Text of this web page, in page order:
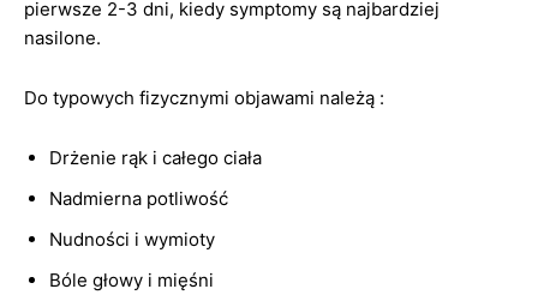
pierwsze 2-3 dni, kiedy symptomy są najbardziej
nasilone.
Do typowych fizycznymi objawami należą :
Drżenie rąk i całego ciała
Nadmierna potliwość
Nudności i wymioty
Bóle głowy i mięśni